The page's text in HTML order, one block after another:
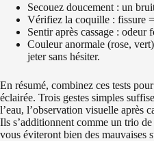
Secouez doucement : un
Vérifiez la coquille : fissure
Sentir après cassage : odeur
Couleur anormale (rose,
jeter sans hésiter.
En résumé, combinez ces tests
éclairée. Trois gestes simples
l’eau, l’observation visuelle après
Ils s’additionnent comme un trio
vous éviteront bien des mauvaises